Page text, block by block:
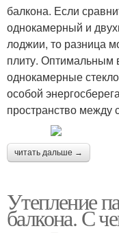
балкона. Если
однокамерный и
лоджии, то разница
плиту. Оптимальным
однокамерные
особой
пространство между
читать дальше →
Утепление
балкона. С